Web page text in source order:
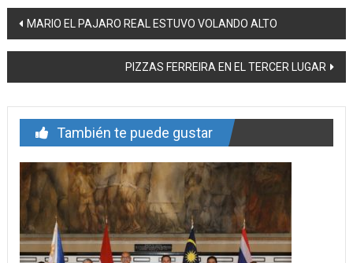
Navegación
de
entrada
MARIO EL PAJARO REAL ESTUVO VOLANDO ALTO
PIZZAS FERREIRA EN EL TERCER LUGAR
También te puede gustar